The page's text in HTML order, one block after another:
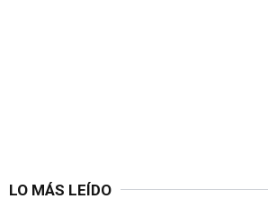
LO MÁS LEÍDO